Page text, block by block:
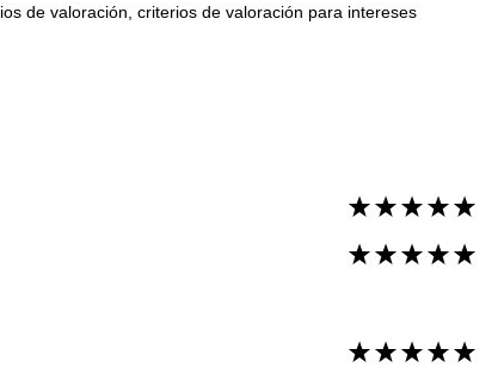
de valoración, criterios de valoración para intereses